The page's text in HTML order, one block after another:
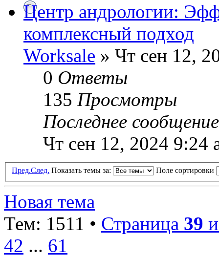
Центр андрологии:
комплексный подход
Worksale » Чт сен 12,
0 Ответы
135 Просмотры
Последнее
Чт сен 12, 2024 9:24
Пред.След. Показать темы за: Поле сортировки
Новая тема
Тем: 1511 • Страница 39
42 ... 61